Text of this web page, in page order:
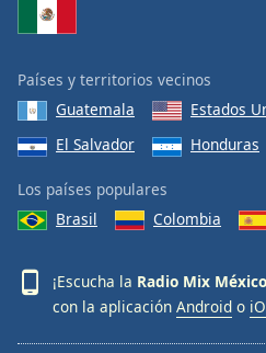
Países y territorios vecinos
Guatemala
Estados
El Salvador
Honduras
Los países populares
Brasil
Colombia
¡Escucha la Radio Mix México
con la aplicación Android o